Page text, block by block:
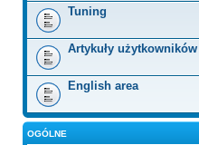
Tuning
Artykuły użytkowników
English area
OGÓLNE